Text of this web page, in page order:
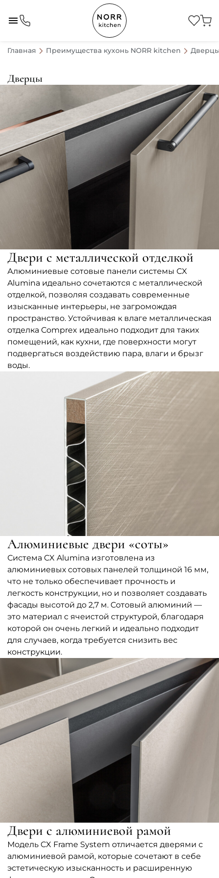
Главная Преимущества кухонь NORR kitchen
Дверцы
Двери с металлической отделкой
Алюминиевые сотовые панели системы CX
Alumina идеально сочетаются с металлической
отделкой, позволяя создавать современные
изысканные интерьеры, не загромождая
пространство. Устойчивая к влаге металлическая
отделка Comprex идеально подходит для таких
помещений, как кухни, где поверхности могут
подвергаться воздействию пара, влаги и брызг
воды.
Алюминиевые двери «соты»
Система CX Alumina изготовлена из
алюминиевых сотовых панелей толщиной 16 мм,
что не только обеспечивает прочность и
легкость конструкции, но и позволяет создавать
фасады высотой до 2,7 м. Сотовый алюминий —
это материал с ячеистой структурой, благодаря
которой он очень легкий и идеально подходит
для случаев, когда требуется снизить вес
конструкции.
Двери с алюминиевой рамой
Модель CX Frame System отличается дверями с
алюминиевой рамой, которые сочетают в себе
эстетическую изысканность и расширенную